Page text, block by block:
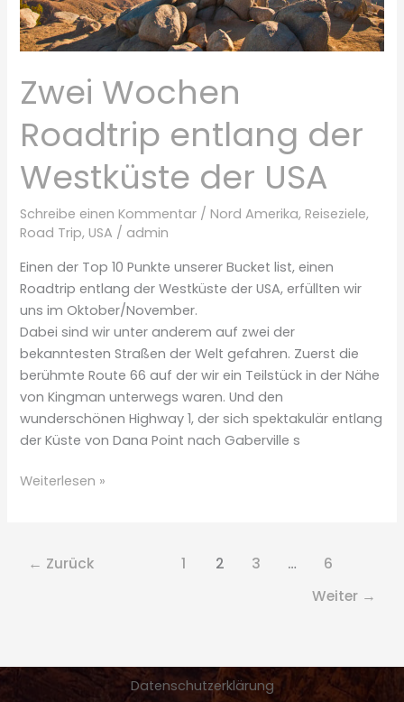
Zwei Wochen
Roadtrip entlang der
Westküste der USA
Schreibe einen Kommentar /Nord Amerika,Reiseziele,
Road Trip,USA / admin
Einen der Top 10 Punkte unserer Bucket list, einen
Roadtrip entlang der Westküste der USA, erfüllten wir
uns im Oktober/November.
Dabei sind wir unter anderem auf zwei der
bekanntesten Straßen der Welt gefahren. Zuerst die
berühmte Route 66 auf der wir ein Teilstück in der Nähe
von Kingman unterwegs waren. Und den
wunderschönen Highway 1, der sich spektakulär entlang
der Küste von Dana Point nach Gaberville s
Zwei
der
Weiterlesen »
← Zurück 1 2 3 …
6
Weiter →
Datenschutzerklärung